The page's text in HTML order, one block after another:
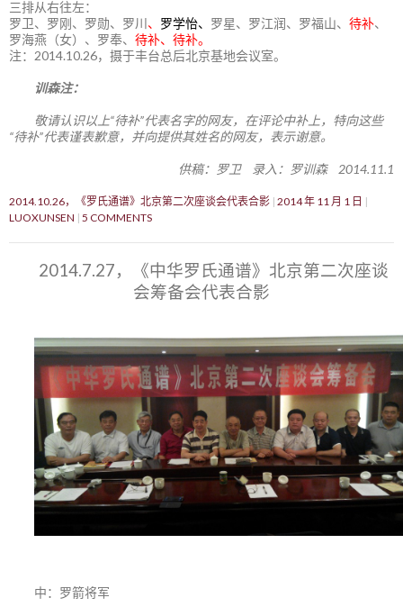
三排从右往左：
罗卫、罗刚、罗勋、罗川 、 罗学怡、 罗星、罗江润、罗福山、 待补、
罗海燕（女）、罗奉、 待补、待补。
注：2014.10.26，摄于丰台总后北京基地会议室。
训森注：
敬请认识以上“待补”代表名字的网友，在评论中补上，特向这些
“待补”代表谨表歉意，并向提供其姓名的网友，表示谢意。
供稿：罗卫 录入：罗训森 2014.11.1
2014.10.26，《罗氏通谱》北京第二次座谈会代表合影 2014 年 11 月 1 日
LUOXUNSEN 5 COMMENTS
2014.7.27，《中华罗氏通谱》北京第二次座谈
会筹备会代表合影
中：罗箭将军